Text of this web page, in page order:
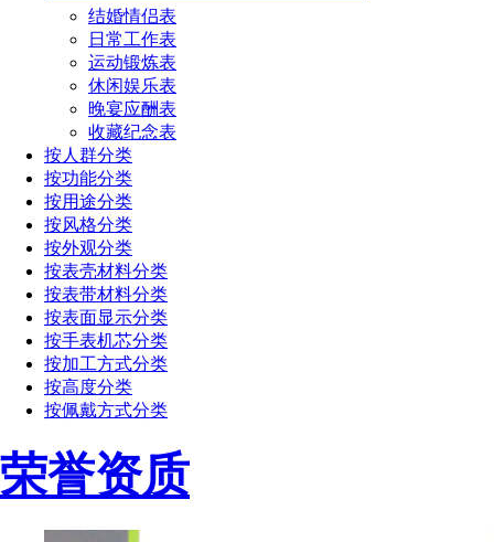
结婚情侣表
日常工作表
运动锻炼表
休闲娱乐表
晚宴应酬表
收藏纪念表
按人群分类
按功能分类
按用途分类
按风格分类
按外观分类
按表壳材料分类
按表带材料分类
按表面显示分类
按手表机芯分类
按加工方式分类
按高度分类
按佩戴方式分类
荣誉资质